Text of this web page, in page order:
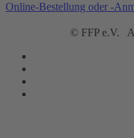
Online-Bestellung oder -
© FFP e.V.